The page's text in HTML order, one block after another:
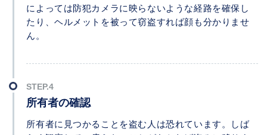
によっては防犯カメラに映らないような経路を確保し
たり、ヘルメットを被って窃盗すれば顔も分かりませ
ん。
所有者の確認
所有者に見つかることを盗む人は恐れています。しば